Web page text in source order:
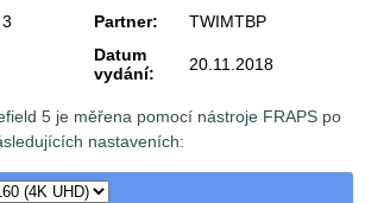
Partner:
TWIMTBP
Datum
vydání:
20.11.2018
5 je měřena pomocí nástroje FRAPS po
nastaveních: